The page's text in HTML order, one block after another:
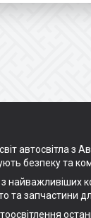
автосвітла з
безпеку та
найважливіших
та запчастини